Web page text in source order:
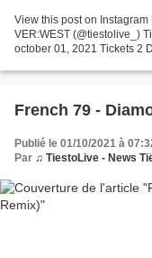
View this post on
VER:WEST (@tiestolive_)
october 01, 2021 Tickets 2
French 79 -
Publié le 01/10/2021 à
Par ♫ TiestoLive - News